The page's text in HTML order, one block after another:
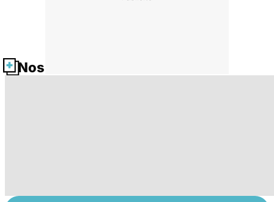
Nos fiches santé